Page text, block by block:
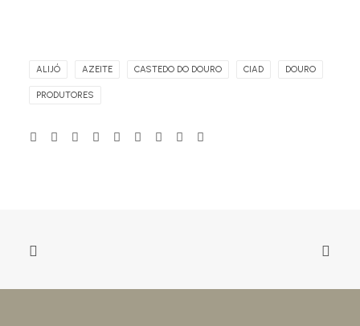
ALIJÓ AZEITE CASTEDO DO DOURO CIAD DOURO
PRODUTORES